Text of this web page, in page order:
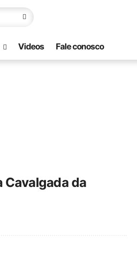
Videos Fale conosco
Cavalgada da